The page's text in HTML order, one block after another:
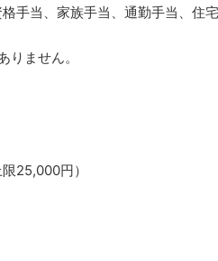
手当、家族手当、通勤手当、住
りません。
25,000円）